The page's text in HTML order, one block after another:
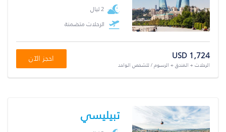
2 ليال
الرحلات متضمنة
USD 1,724
الرحلات + الفندق + الرسوم / للشخص الواحد
احجز الآن
تبيليسي